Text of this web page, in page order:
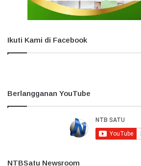
Ikuti Kami di Facebook
Berlangganan YouTube
NTBSatu Newsroom